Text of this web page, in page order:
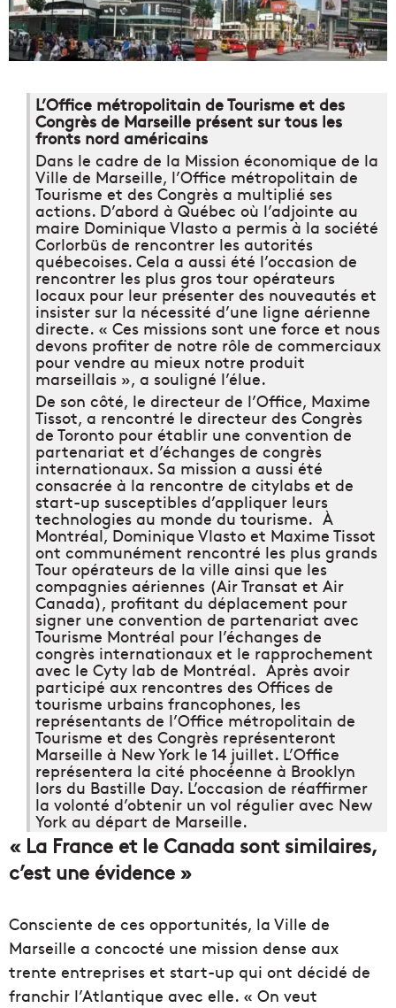
L’Office métropolitain de Tourisme et des
Congrès de Marseille présent sur tous les
fronts nord américains
Dans le cadre de la Mission économique de la
Ville de Marseille, l’Office métropolitain de
Tourisme et des Congrès a multiplié ses
actions. D’abord à Québec où l’adjointe au
maire Dominique Vlasto a permis à la société
Corlorbüs de rencontrer les autorités
québecoises. Cela a aussi été l’occasion de
rencontrer les plus gros tour opérateurs
locaux pour leur présenter des nouveautés et
insister sur la nécessité d’une ligne aérienne
directe. « Ces missions sont une force et nous
devons profiter de notre rôle de commerciaux
pour vendre au mieux notre produit
marseillais », a souligné l’élue.
De son côté, le directeur de l’Office, Maxime
Tissot, a rencontré le directeur des Congrès
de Toronto pour établir une convention de
partenariat et d’échanges de congrès
internationaux. Sa mission a aussi été
consacrée à la rencontre de citylabs et de
start-up susceptibles d’appliquer leurs
technologies au monde du tourisme. À
Montréal, Dominique Vlasto et Maxime Tissot
ont communément rencontré les plus grands
Tour opérateurs de la ville ainsi que les
compagnies aériennes (Air Transat et Air
Canada), profitant du déplacement pour
signer une convention de partenariat avec
Tourisme Montréal pour l’échanges de
congrès internationaux et le rapprochement
avec le Cyty lab de Montréal. Après avoir
participé aux rencontres des Offices de
tourisme urbains francophones, les
représentants de l’Office métropolitain de
Tourisme et des Congrès représenteront
Marseille à New York le 14 juillet. L’Office
représentera la cité phocéenne à Brooklyn
lors du Bastille Day. L’occasion de réaffirmer
la volonté d’obtenir un vol régulier avec New
York au départ de Marseille.
« La France et le Canada sont similaires,
c’est une évidence »
Consciente de ces opportunités, la Ville de
Marseille a concocté une mission dense aux
trente entreprises et start-up qui ont décidé de
franchir l’Atlantique avec elle. « On veut